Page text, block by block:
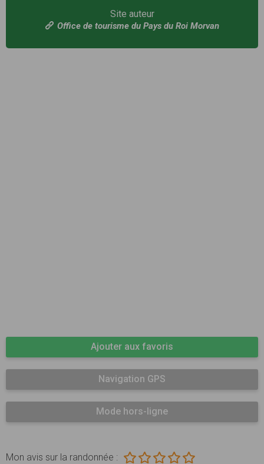
Site auteur
Office de tourisme du Pays du Roi Morvan
Ajouter aux favoris
Navigation GPS
Mode hors-ligne
Mon avis sur la randonnée :